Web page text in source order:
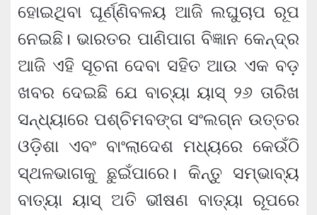
ହୋଇଥିବା ଘୂର୍ଣ୍ଣିବଳୟ ଆଜି ଲଘୁଚାପ ରୂପ
ନେଇଛି। ଭାରତର ପାଣିପାଗ ବିଜ୍ଞାନ କେନ୍ଦ୍ର
ଆଜି ଏହି ସୂଚନା ଦେବା ସହିତ ଆଉ ଏକ ବଡ଼
ଖବର ଦେଇଛି ଯେ ବାଚ୍ୟା ୟାସ୍ ୨୬ ତାରିଖ
ସନ୍ଧ୍ୟାରେ ପଶ୍ଚିମବଙ୍ଗ ସଂଲଗ୍ନ ଉତ୍ତର
ଓଡ଼ିଶା ଏବଂ ବାଂଲାଦେଶ ମଧ୍ୟରେ କେଉଁଠି
ସ୍ଥଳଭାଗକୁ ଛୁଇଁପାରେ। କିନ୍ତୁ ସମ୍ଭାବ୍ୟ
ବାତ୍ୟା ୟାସ୍ ଅତି ଭୀଷଣ ବାତ୍ୟା ରୂପରେ